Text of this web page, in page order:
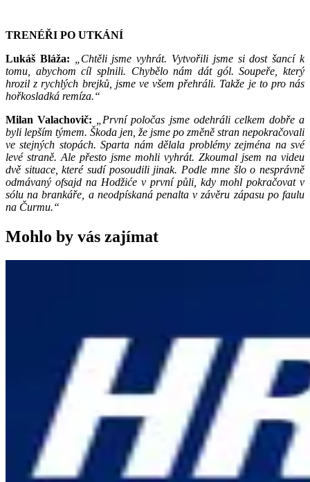
TRENÉŘI PO UTKÁNÍ
Lukáš Bláža:
„Chtěli jsme vyhrát. Vytvořili jsme si dost šancí k
tomu, abychom cíl splnili. Chybělo nám dát gól. Soupeře, který
hrozil z rychlých brejků, jsme ve všem přehráli. Takže je to pro nás
hořkosladká remíza.“
Milan Valachovič:
„První poločas jsme odehráli celkem dobře a
byli lepším týmem. Škoda jen, že jsme po změně stran nepokračovali
ve stejných stopách. Sparta nám dělala problémy zejména na své
levé straně. Ale přesto jsme mohli vyhrát. Zkoumal jsem na videu
dvě situace, které sudí posoudili jinak. Podle mne šlo o nesprávně
odmávaný ofsajd na Hodžiće v první půli, kdy mohl pokračovat v
sólu na brankáře, a neodpískaná penalta v závěru zápasu po faulu
na Čurmu.“
Mohlo by vás zajímat